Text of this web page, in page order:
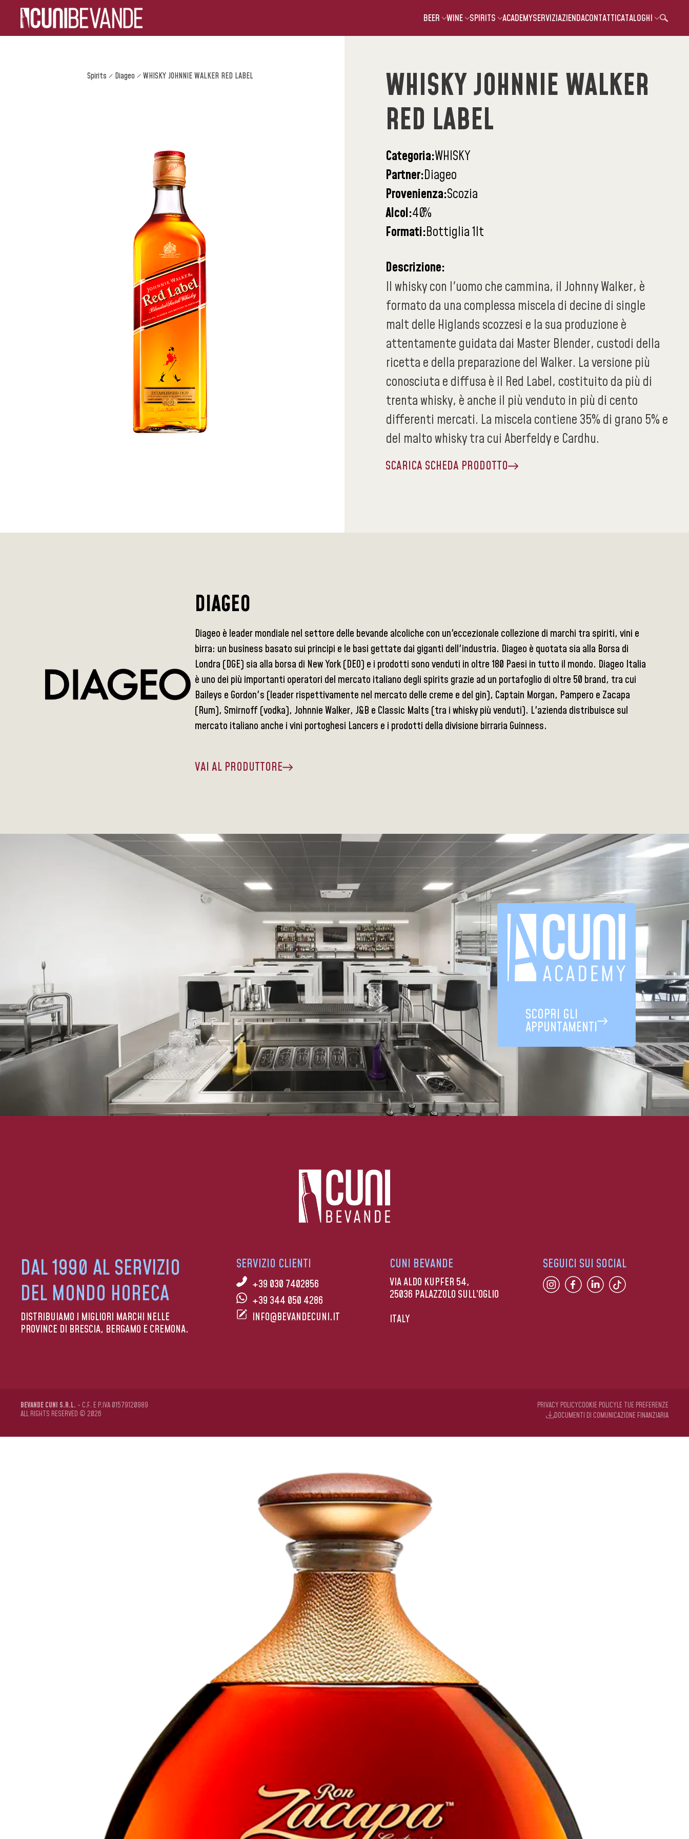
BEER WINE SPIRITS ACADEMYSERVIZIAZIENDACONTATTICATALOGHI
Spirits Diageo WHISKY JOHNNIE WALKER RED LABEL
WHISKY JOHNNIE WALKER
RED LABEL
Categoria:WHISKY
Partner:Diageo
Provenienza:Scozia
Alcol:40%
Formati:Bottiglia 1lt
Descrizione:
Il whisky con l'uomo che cammina, il Johnny Walker, è
formato da una complessa miscela di decine di single
malt delle Higlands scozzesi e la sua produzione è
attentamente guidata dai Master Blender, custodi della
ricetta e della preparazione del Walker. La versione più
conosciuta e diffusa è il Red Label, costituito da più di
trenta whisky, è anche il più venduto in più di cento
differenti mercati. La miscela contiene 35% di grano 5% e
del malto whisky tra cui Aberfeldy e Cardhu.
SCARICA SCHEDA PRODOTTO
DIAGEO
Diageo è leader mondiale nel settore delle bevande alcoliche con un'eccezionale collezione di marchi tra spiriti, vini e
birra: un business basato sui principi e le basi gettate dai giganti dell'industria. Diageo è quotata sia alla Borsa di
Londra (DGE) sia alla borsa di New York (DEO) e i prodotti sono venduti in oltre 180 Paesi in tutto il mondo. Diageo Italia
è uno dei più importanti operatori del mercato italiano degli spirits grazie ad un portafoglio di oltre 50 brand, tra cui
Baileys e Gordon's (leader rispettivamente nel mercato delle creme e del gin), Captain Morgan, Pampero e Zacapa
(Rum), Smirnoff (vodka), Johnnie Walker, J&B e Classic Malts (tra i whisky più venduti). L'azienda distribuisce sul
mercato italiano anche i vini portoghesi Lancers e i prodotti della divisione birraria Guinness.
VAI AL PRODUTTORE
SCOPRI GLI
APPUNTAMENTI
DAL 1990 AL SERVIZIO
DEL MONDO HORECA
DISTRIBUIAMO I MIGLIORI MARCHI NELLE
PROVINCE DI BRESCIA, BERGAMO E CREMONA.
SERVIZIO CLIENTI
+39 030 7402856
+39 344 050 4286
INFO@BEVANDECUNI.IT
CUNI BEVANDE
VIA ALDO KUPFER 54,
25036 PALAZZOLO SULL’OGLIO
ITALY
SEGUICI SUI SOCIAL
BEVANDE CUNI S.R.L. - C.F. E P.IVA 01579120989
ALL RIGHTS RESERVED © 2026
PRIVACY POLICYCOOKIE POLICYLE TUE PREFERENZE
DOCUMENTI DI COMUNICAZIONE FINANZIARIA